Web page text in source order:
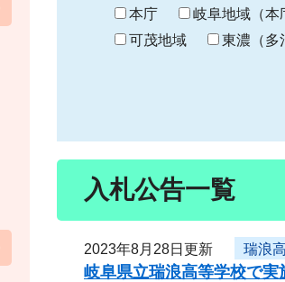
ま
り
本庁 岐阜地域（本
可茂地域
東濃（多
入札公告一覧
2023年8月28日更新 瑞浪
岐阜県立瑞浪高等学校で